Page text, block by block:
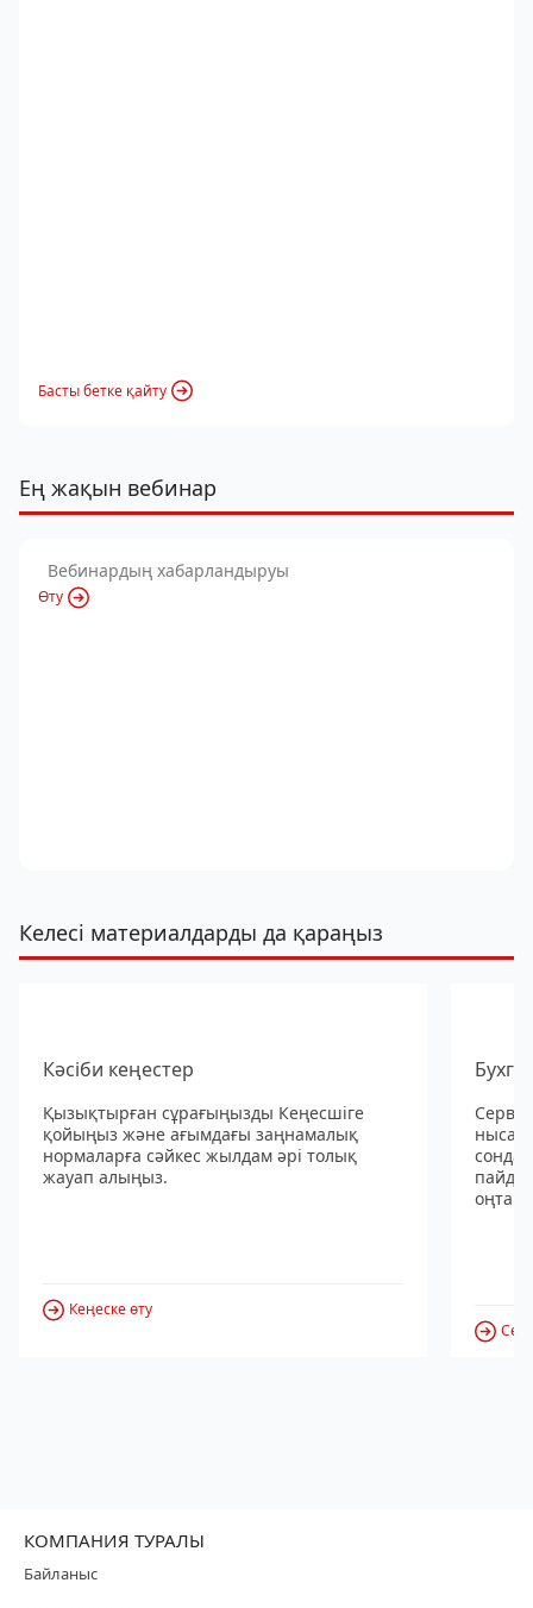
Басты бетке қайту
Ең жақын вебинар
Вебинардың хабарландыруы
Өту
Келесі материалдарды да қараңыз
Кәсіби кеңестер
Қызықтырған сұрағыңызды Кеңесшіге
қойыңыз және ағымдағы заңнамалық
нормаларға сәйкес жылдам әрі толық
жауап алыңыз.
Кеңеске өту
КОМПАНИЯ ТУРАЛЫ
Байланыс